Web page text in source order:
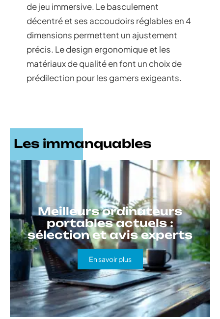
de jeu immersive. Le basculement
décentré et ses accoudoirs réglables en 4
dimensions permettent un ajustement
précis. Le design ergonomique et les
matériaux de qualité en font un choix de
prédilection pour les gamers exigeants.
Les immanquables
Meilleurs ordinateurs
portables actuels :
sélection et avis experts
En savoir plus